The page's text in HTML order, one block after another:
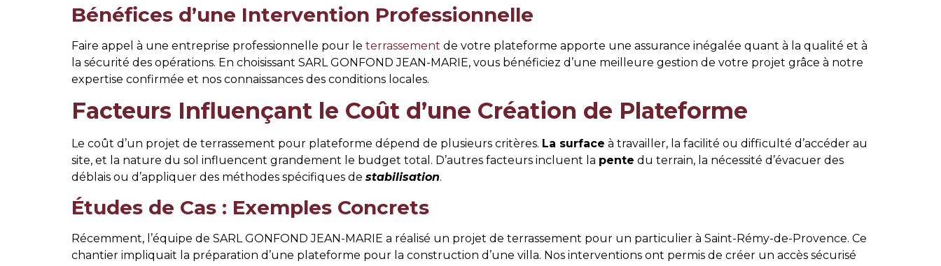
Bénéfices d’une Intervention Professionnelle
Faire appel à une entreprise professionnelle pour le terrassement de votre plateforme apporte une assurance inégalée quant à la qualité et à
la sécurité des opérations. En choisissant SARL GONFOND JEAN-MARIE, vous bénéficiez d’une meilleure gestion de votre projet grâce à notre
expertise confirmée et nos connaissances des conditions locales.
Facteurs Influençant le Coût d’une Création de Plateforme
Le coût d’un projet de terrassement pour plateforme dépend de plusieurs critères. La surface à travailler, la facilité ou difficulté d’accéder au
site, et la nature du sol influencent grandement le budget total. D’autres facteurs incluent la pente du terrain, la nécessité d’évacuer des
déblais ou d’appliquer des méthodes spécifiques de stabilisation.
Études de Cas : Exemples Concrets
Récemment, l’équipe de SARL GONFOND JEAN-MARIE a réalisé un projet de terrassement pour un particulier à Saint-Rémy-de-Provence. Ce
chantier impliquait la préparation d’une plateforme pour la construction d’une villa. Nos interventions ont permis de créer un accès sécurisé